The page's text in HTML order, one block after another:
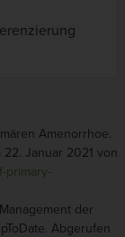
Amenorrhoe.
22. Januar 2021 von
primary-
der
Abgerufen